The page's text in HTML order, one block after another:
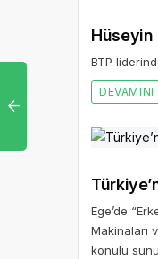
BTP
DEVAMINI
Ege’de
Makinaları
konulu